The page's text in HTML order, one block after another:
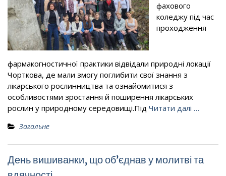
фахового
коледжу під час
проходження
фармакогностичної практики відвідали природні локації
Чорткова, де мали змогу поглибити свої знання з
лікарського рослинництва та ознайомитися з
особливостями зростання й поширення лікарських
рослин у природному середовищі.Під Читати далі …
Загальне
День вишиванки, що об’єднав у молитві та